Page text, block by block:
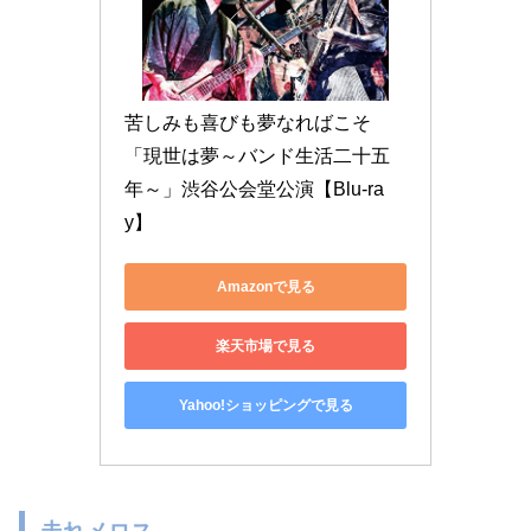
苦しみも喜びも夢なればこそ
「現世は夢～バンド生活二十五
年～」渋谷公会堂公演【Blu-ra
y】
Amazonで見る
楽天市場で見る
Yahoo!ショッピングで見る